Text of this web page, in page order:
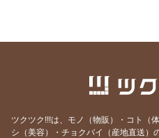
2026/07/29最も楽に、しか
とは？
ました💦
ツクツク!!!は、モノ（物販）・コト（
シ（美容）・チョクバイ（産地直送）